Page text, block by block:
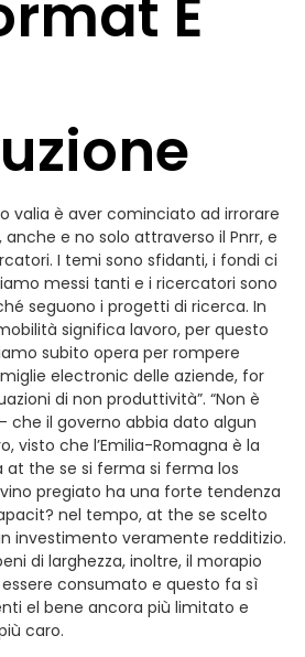
E
valia è aver cominciato ad irrorare
e no solo attraverso il Pnrr, e
I temi sono sfidanti, i fondi ci
messi tanti e i ricercatori sono
seguono i progetti di ricerca. In
significa lavoro, per questo
subito opera per rompere
electronic delle aziende, for
di non produttività”. “Non è
che il governo abbia dato algun
visto che l’Emilia-Romagna è la
at the se si ferma si ferma los
vino pregiato ha una forte tendenza
nel tempo, at the se scelto
investimento veramente redditizio.
di larghezza, inoltre, il morapio
consumato e questo fa sì
el bene ancora più limitato e
caro.